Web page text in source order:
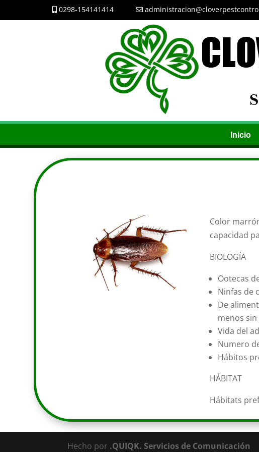
0298-154141414
Inicio
Color
capacidad
BIOLOGÍA
Ootecas
Ninfas de
De
menos sin
Vida del
Numero
Hábitos
HÁBITAT
Hábitats
Hecho por .QUIQK. Servicios de Comunicación